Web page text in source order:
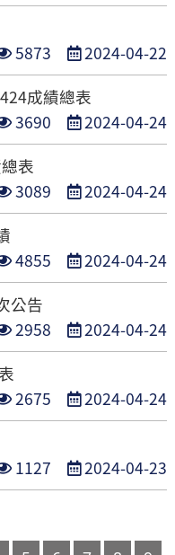
閱
數
布
期
點
閱
次
數
5873
發
布
日
期
2024-04-22
成績總表
點
閱
次
數
3690
發
布
期
2024-04-24
表
點
閱
數
3089
發
布
期
2024-04-24
點
閱
次
數
4855
發
布
期
2024-04-24
公告
點
閱
次
數
2958
發
布
期
2024-04-24
點
閱
數
2675
發
布
期
2024-04-24
點
閱
數
1127
發
布
期
2024-04-23